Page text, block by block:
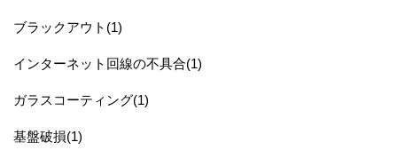
ブラックアウト(1)
インターネット回線の不具合(1)
ガラスコーティング(1)
基盤破損(1)